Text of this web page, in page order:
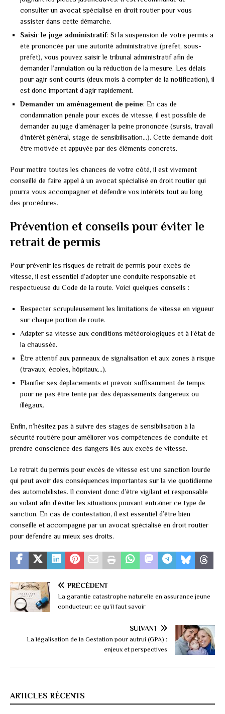
consulter un avocat spécialisé en droit routier pour vous
assister dans cette démarche.
Saisir le juge administratif: Si la suspension de votre permis a
été prononcée par une autorité administrative (préfet, sous-
préfet), vous pouvez saisir le tribunal administratif afin de
demander l’annulation ou la réduction de la mesure. Les délais
pour agir sont courts (deux mois à compter de la notification), il
est donc important d’agir rapidement.
Demander un aménagement de peine: En cas de
condamnation pénale pour excès de vitesse, il est possible de
demander au juge d’aménager la peine prononcée (sursis, travail
d’intérêt général, stage de sensibilisation…). Cette demande doit
être motivée et appuyée par des éléments concrets.
Pour mettre toutes les chances de votre côté, il est vivement
conseillé de faire appel à un avocat spécialisé en droit routier qui
pourra vous accompagner et défendre vos intérêts tout au long
des procédures.
Prévention et conseils pour éviter le
retrait de permis
Pour prévenir les risques de retrait de permis pour excès de
vitesse, il est essentiel d’adopter une conduite responsable et
respectueuse du Code de la route. Voici quelques conseils :
Respecter scrupuleusement les limitations de vitesse en vigueur
sur chaque portion de route.
Adapter sa vitesse aux conditions météorologiques et à l’état de
la chaussée.
Être attentif aux panneaux de signalisation et aux zones à risque
(travaux, écoles, hôpitaux…).
Planifier ses déplacements et prévoir suffisamment de temps
pour ne pas être tenté par des dépassements dangereux ou
illégaux.
Enfin, n’hésitez pas à suivre des stages de sensibilisation à la
sécurité routière pour améliorer vos compétences de conduite et
prendre conscience des dangers liés aux excès de vitesse.
Le retrait du permis pour excès de vitesse est une sanction lourde
qui peut avoir des conséquences importantes sur la vie quotidienne
des automobilistes. Il convient donc d’être vigilant et responsable
au volant afin d’éviter les situations pouvant entraîner ce type de
sanction. En cas de contestation, il est essentiel d’être bien
conseillé et accompagné par un avocat spécialisé en droit routier
pour défendre au mieux ses droits.
PRÉCÉDENT
La garantie catastrophe naturelle en assurance jeune
conducteur: ce qu’il faut savoir
SUIVANT
La légalisation de la Gestation pour autrui (GPA) :
enjeux et perspectives
ARTICLES RÉCENTS